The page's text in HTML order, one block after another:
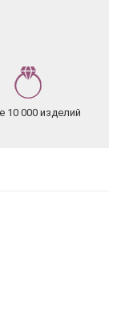
10 000 изделий